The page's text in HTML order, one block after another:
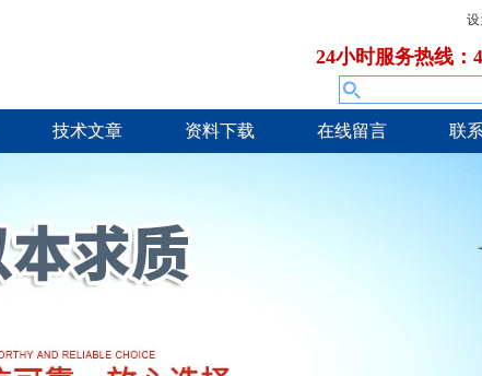
24小时服务热线：
技术文章 资料下载 在线留言 联